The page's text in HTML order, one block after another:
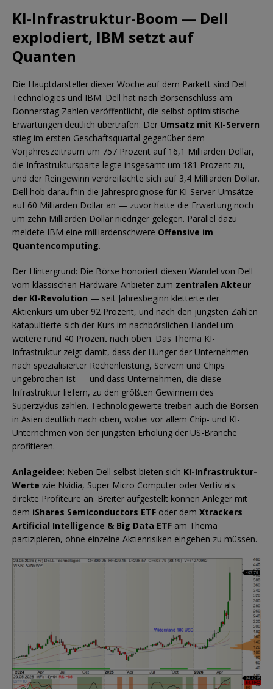
KI-Infrastruktur-Boom — Dell
explodiert, IBM setzt auf
Quanten
Die Hauptdarsteller dieser Woche auf dem Parkett sind Dell
Technologies und IBM. Dell hat nach Börsenschluss am
Donnerstag Zahlen veröffentlicht, die selbst optimistische
Erwartungen deutlich übertrafen: Der Umsatz mit KI-Servern
stieg im ersten Geschäftsquartal gegenüber dem
Vorjahreszeitraum um 757 Prozent auf 16,1 Milliarden Dollar,
die Infrastruktursparte legte insgesamt um 181 Prozent zu,
und der Reingewinn verdreifachte sich auf 3,4 Milliarden Dollar.
Dell hob daraufhin die Jahresprognose für KI-Server-Umsätze
auf 60 Milliarden Dollar an — zuvor hatte die Erwartung noch
um zehn Milliarden Dollar niedriger gelegen. Parallel dazu
meldete IBM eine milliardenschwere Offensive im
Quantencomputing.
Der Hintergrund: Die Börse honoriert diesen Wandel von Dell
vom klassischen Hardware-Anbieter zum zentralen Akteur
der KI-Revolution — seit Jahresbeginn kletterte der
Aktienkurs um über 92 Prozent, und nach den jüngsten Zahlen
katapultierte sich der Kurs im nachbörslichen Handel um
weitere rund 40 Prozent nach oben. Das Thema KI-
Infrastruktur zeigt damit, dass der Hunger der Unternehmen
nach spezialisierter Rechenleistung, Servern und Chips
ungebrochen ist — und dass Unternehmen, die diese
Infrastruktur liefern, zu den größten Gewinnern des
Superzyklus zählen. Technologiewerte treiben auch die Börsen
in Asien deutlich nach oben, wobei vor allem Chip- und KI-
Unternehmen von der jüngsten Erholung der US-Branche
profitieren.
Anlageidee: Neben Dell selbst bieten sich KI-Infrastruktur-
Werte wie Nvidia, Super Micro Computer oder Vertiv als
direkte Profiteure an. Breiter aufgestellt können Anleger mit
dem iShares Semiconductors ETF oder dem Xtrackers
Artificial Intelligence & Big Data ETF am Thema
partizipieren, ohne einzelne Aktienrisiken eingehen zu müssen.